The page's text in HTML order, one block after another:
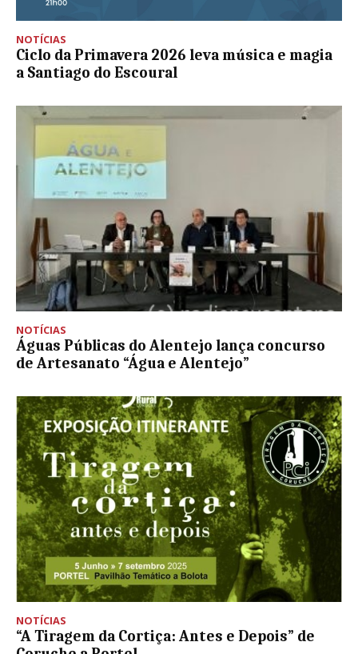
NOTÍCIAS
Ciclo da Primavera 2026 leva música e magia
a Santiago do Escoural
NOTÍCIAS
Águas Públicas do Alentejo lança concurso
de Artesanato “Água e Alentejo”
NOTÍCIAS
“A Tiragem da Cortiça: Antes e Depois” de